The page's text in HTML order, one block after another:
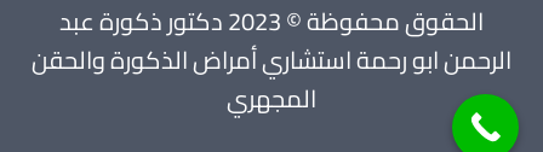
الحقوق محفوظة © 2023 دكتور ذكورة عبد
الرحمن ابو رحمة استشاري أمراض الذكورة والحقن
المجهري